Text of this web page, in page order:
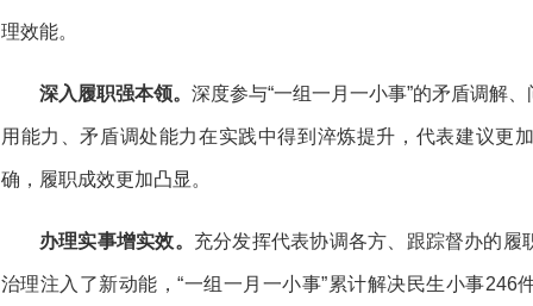
理效能。
深入履职强本领。 深度参与“一组一月一小事”的矛盾调解
用能力、矛盾调处能力在实践中得到淬炼提升，代表建议更
确，履职成效更加凸显。
办理实事增实效。 充分发挥代表协调各方、跟踪督办的
治理注入了新动能，“一组一月一小事”累计解决民生小事246